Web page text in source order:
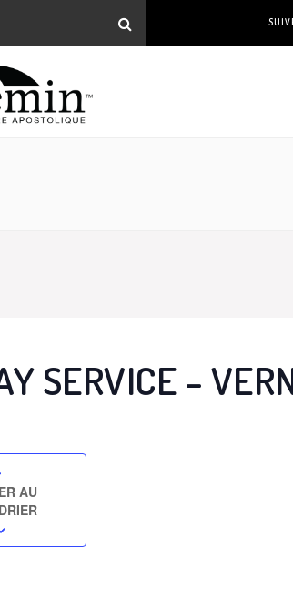
SERVICE –
AU